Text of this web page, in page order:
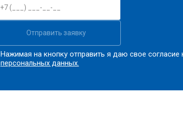
Отправить заявку
Нажимая на кнопку отправить я даю свое согласие
персональных данных.